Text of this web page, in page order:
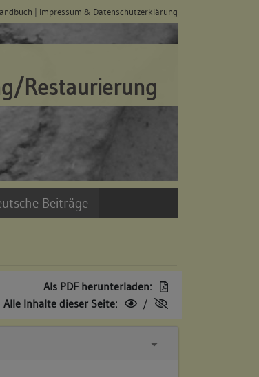
| Impressum & Datenschutzerklärung
Restaurierung
Beiträge
Als PDF herunterladen:
Alle Inhalte dieser Seite:
/